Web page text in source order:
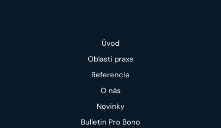
Úvod
Oblasti praxe
Referencie
O nás
Novinky
Bulletin Pro Bono